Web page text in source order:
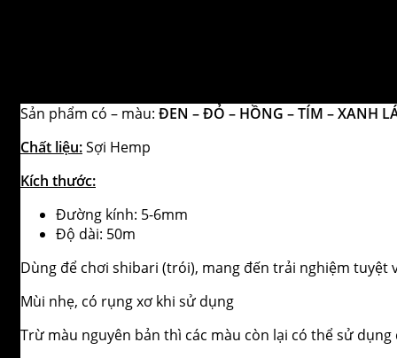
Sản phẩm có – màu: ĐEN – ĐỎ – HỒNG – TÍM – XANH
Chất liệu:Sợi Hemp
Kích thước:
Đường kính: 5-6mm
Độ dài: 50m
Dùng để chơi shibari (trói), mang đến trải nghiệm tuyệt
Mùi nhẹ, có rụng xơ khi sử dụng
Trừ màu nguyên bản thì các màu còn lại có thể sử